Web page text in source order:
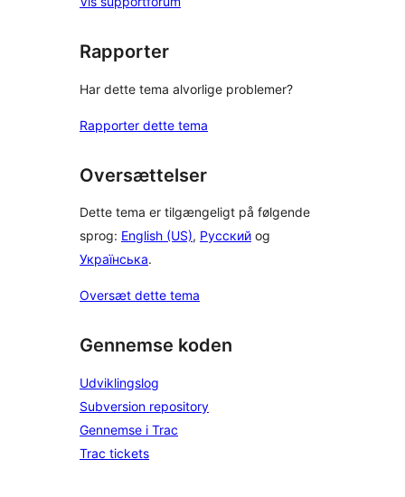
Rapporter
Har dette tema alvorlige problemer?
Rapporter dette tema
Oversættelser
Dette tema er tilgængeligt på følgende
sprog: English (US), Русский og
Українська.
Oversæt dette tema
Gennemse koden
Udviklingslog
Subversion repository
Gennemse i Trac
Trac tickets